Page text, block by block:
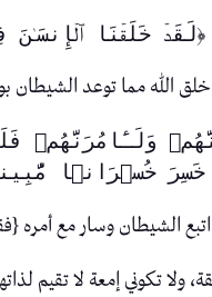
خَلَقۡنَا
خلق الله مما توعد
خَسِرَ خُسۡرَانࣰا
الشيطان وسار مع أمره
ولا تكوني إمعة لا تقيم